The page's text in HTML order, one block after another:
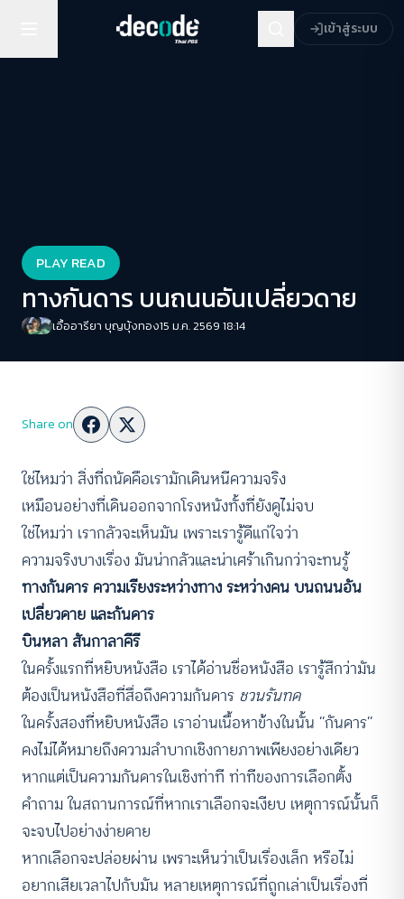
เข้าสู่ระบบ
PLAY READ
ทางกันดาร บนถนนอันเปลี่ยวดาย
เอื้ออารียา บุญบุ้งทอง15 ม.ค. 2569 18:14
Share on
ใช่ไหมว่า สิ่งที่ถนัดคือเรามักเดินหนีความจริง
เหมือนอย่างที่เดินออกจากโรงหนังทั้งที่ยังดูไม่จบ
ใช่ไหมว่า เรากลัวจะเห็นมัน เพราะเรารู้ดีแก่ใจว่า
ความจริงบางเรื่อง มันน่ากลัวและน่าเศร้าเกินกว่าจะทนรู้
ทางกันดาร ความเรียงระหว่างทาง ระหว่างคน บนถนนอัน
เปลี่ยวดาย และกันดาร
บินหลา สันกาลาคีรี
ในครั้งแรกที่หยิบหนังสือ เราได้อ่านชื่อหนังสือ เรารู้สึกว่ามัน
ต้องเป็นหนังสือที่สื่อถึงความกันดาร ชวนรันทด
ในครั้งสองที่หยิบหนังสือ เราอ่านเนื้อหาข้างในนั้น ‘‘กันดาร’’
คงไม่ได้หมายถึงความลำบากเชิงกายภาพเพียงอย่างเดียว
หากแต่เป็นความกันดารในเชิงท่าที ท่าทีของการเลือกตั้ง
คำถาม ในสถานการณ์ที่หากเราเลือกจะเงียบ เหตุการณ์นั้นก็
จะจบไปอย่างง่ายดาย
หากเลือกจะปล่อยผ่าน เพราะเห็นว่าเป็นเรื่องเล็ก หรือไม่
อยากเสียเวลาไปกับมัน หลายเหตุการณ์ที่ถูกเล่าเป็นเรื่องที่